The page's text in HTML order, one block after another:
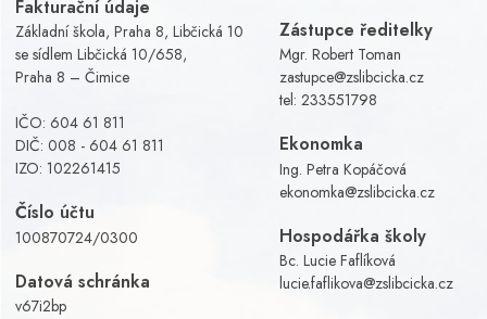
Fakturační údaje
Základní škola, Praha 8, Libčická 10
se sídlem Libčická 10/658,
Praha 8 – Čimice
IČO: 604 61 811
DIČ: 008 - 604 61 811
IZO: 102261415
Číslo účtu
100870724/0300
Datová schránka
v67i2bp
Zástupce ředitelky
Mgr. Robert Toman
zastupce@zslibcicka.cz
tel: 233551798
Ekonomka
Ing. Petra Kopáčová
ekonomka@zslibcicka.cz
Hospodářka školy
Bc. Lucie Faflíková
lucie.faflikova@zslibcicka.cz